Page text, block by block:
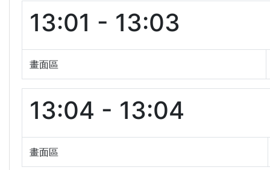
13:01 - 13:03
畫面區
13:04 - 13:04
畫面區